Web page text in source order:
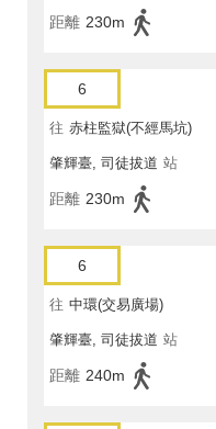
距離 230m
6
往 赤柱監獄(不經馬坑)
肇輝臺, 司徒拔道 站
距離 230m
6
往 中環(交易廣場)
肇輝臺, 司徒拔道 站
距離 240m